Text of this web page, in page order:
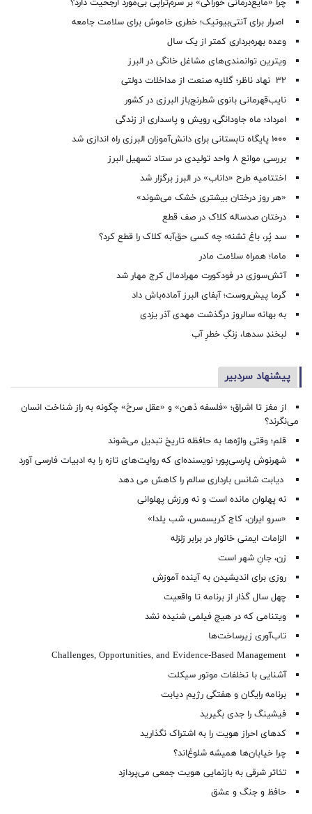
چرا «مایع‌درمانی خوراکی» بر سرم‌تراپی بی‌مورد ارجحیت دارد؟
اصرار برای آنتی‌بیوتیک؛ خطری خاموش برای سلامت جامعه
وعده بهره‌برداری کمتر از یک سال
ویترین توانمندی‌های مشاغل خانگی در البرز
۳۲ نهاد ناظر؛ گلایه صنعت از مداخلات دولتی
نایب‌قهرمانی بانوی شطرنج‌باز البرزی در کشور
امرداد؛ ماه جاودانگی، رویش و پاسداری از زندگی
۱۰۰۰ پایگاه تابستانی برای دانش‌آموزان البرزی راه اندازی شد
بررسی موانع ۸ واحد تولیدی در ستاد تسهیل البرز
اختتامیه طرح «داناب» در البرز برگزار شد
«هر روز درختان بیشتری خشک می‌شوند»
درختان صدساله کلاک در صف قطع
سد پُر، باغ تشنه؛ چه کسی حق‌آبه کلاک را قطع کرد؟
ماما؛ همراه سلامت مادر
آتش‌سوزی در فودکورت مهرادمال کرج مهار شد
گرما پیش‌روست؛ آبفای البرز آماده‌باش داد
به بهانه سالروز درگذشت مهدی آذر یزدی
لبخندِ سدها، زنگِ خطرِ آب
پیشنهاد سردبیر
از مغز تا اشراق؛ «فلسفه ذهن» و «عقل سرخ» چگونه به راز شناخت انسان
می‌نگرند؟
قلم؛ وقتی واژه‌ها به حافظه تاریخ تبدیل می‌شوند
شهرنوش پارسی‌پور؛ نویسنده‌ای که روایت‌های تازه را به ادبیات فارسی آورد
دیابت شانس بارداری سالم را کاهش می دهد
نه پهلوان مانده است و نه ورزش پهلوانی
«سرو ایران، کاج کریسمس، شب یلدا»
الزامات ایمنی خانوار در برابر زلزله
زن، جانِ شهر است
روزی برای اندیشیدن به آینده آموزش
چهل سال گذار از برنامه تا واقعیت
ویتنامی که در هیچ فیلمی شنیده نشد
تاب‌آوری زیرساخت‌ها
Challenges, Opportunities, and Evidence-Based Management
آشنایی با تخلفات موتور سیکلت
برنامه رایگان و هفتگی رژیم دیابت
فیشینگ را جدی بگیرید
کدهای احراز هویت را به اشتراک نگذارید
چرا خیابان‌ها همیشه شلوغ‌اند؟
تئاتر شرقی به بازنمایی هویت جمعی می‌پردازد
حافظ و جنگ و عشق